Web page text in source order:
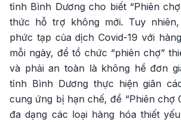
tỉnh Bình Dương cho biết “Phiên
thức hỗ trợ không mới. Tuy
phức tạp của dịch Covid-19 với
mỗi ngày, để tổ chức “phiên chợ”
và phải an toàn là không hề đơn
tỉnh Bình Dương thực hiện giãn
cung ứng bị hạn chế, để “Phiên chợ
đa dạng các loại hàng hóa thiết